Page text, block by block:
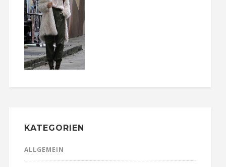
KATEGORIEN
ALLGEMEIN